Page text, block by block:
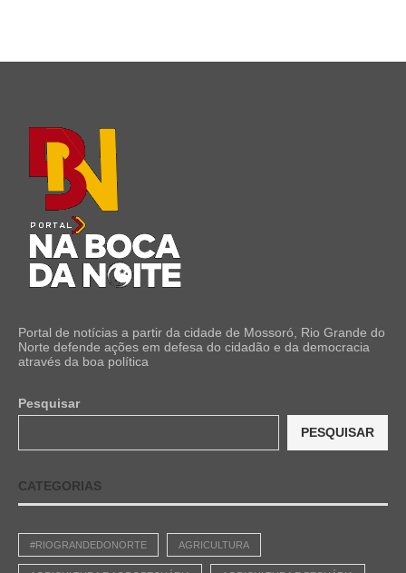
Portal de notícias a partir da cidade de Mossoró, Rio Grande do
Norte defende ações em defesa do cidadão e da democracia
através da boa política
Pesquisar
PESQUISAR
CATEGORIAS
#RIOGRANDEDONORTE AGRICULTURA